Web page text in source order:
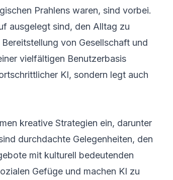
Prahlens waren, sind vorbei.
ausgelegt sind, den Alltag zu
von Gesellschaft und
vielfältigen Benutzerbasis
KI, sondern legt auch
kreative Strategien ein, darunter
durchdachte Gelegenheiten, den
mit kulturell bedeutenden
Gefüge und machen KI zu